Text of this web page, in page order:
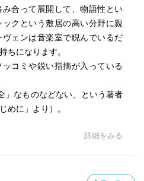
合って展開して、物語性とい
クという敷居の高い分野に親
ェンは音楽室で睨んでいるだ
ちになります。
コミや鋭い指摘が入っている
」なものなどない、という著者
めに」より）。
詳細をみる